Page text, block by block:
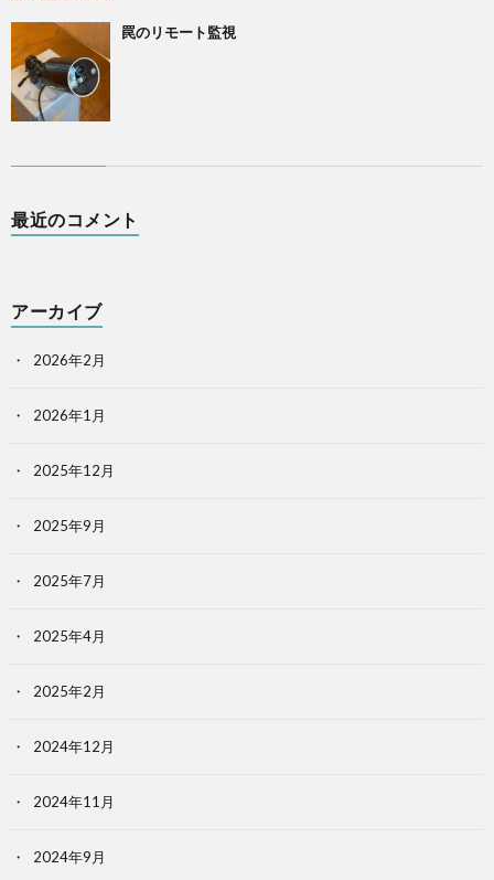
罠のリモート監視
最近のコメント
アーカイブ
2026年2月
2026年1月
2025年12月
2025年9月
2025年7月
2025年4月
2025年2月
2024年12月
2024年11月
2024年9月